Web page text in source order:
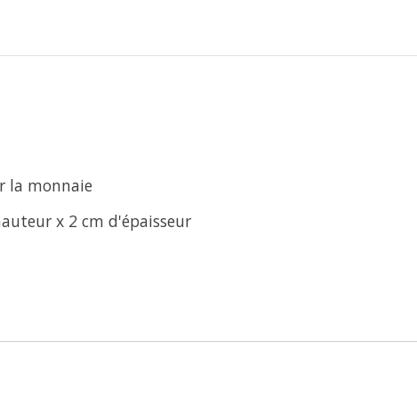
la monnaie
x 2 cm d'épaisseur